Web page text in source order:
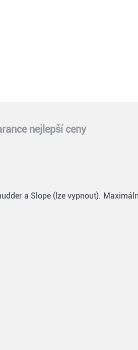
nejlepší ceny
a Slope (lze vypnout).